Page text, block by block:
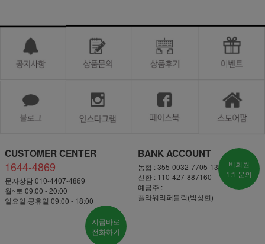
CUSTOMER CENTER
1644-4869
문자상담 010-4407-4869
월~토 09:00 - 20:00
일요일·공휴일 09:00 - 18:00
지금바로
전화하기
BANK ACCOUNT
농협 : 355-0032-7705-13
신한 : 110-427-887160
예금주 :
플라워리퍼블릭(박상현)
비회원
1:1 문의